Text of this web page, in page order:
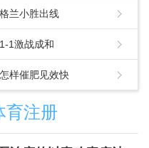
兰小胜出线
1激战成和
样催肥见效快
育注册